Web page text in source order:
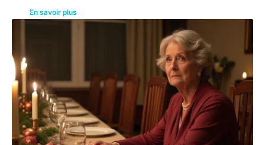
En savoir plus